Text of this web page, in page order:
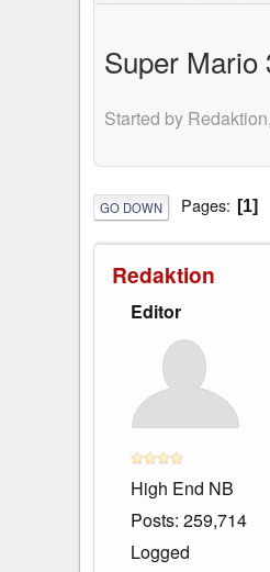
Super Mario
Started by
GO DOWN Pages 1
Redaktion
Editor
High End NB
Posts: 259,714
Logged